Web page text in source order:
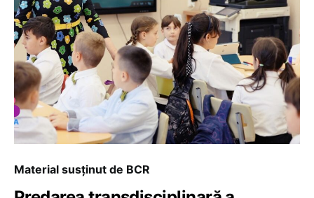
Material susținut de BCR